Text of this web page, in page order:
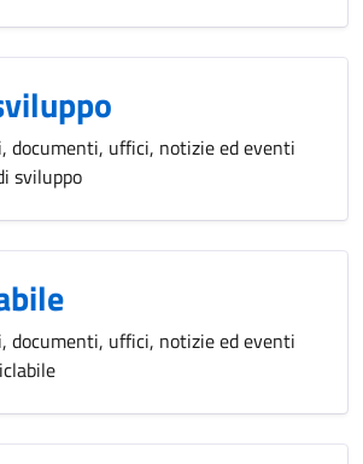
documenti, uffici, notizie ed eventi
sviluppo
documenti, uffici, notizie ed eventi